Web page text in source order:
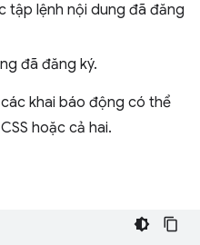
tập lệnh nội dung đã đăng
đã đăng ký.
khai báo động có thể
hoặc cả hai.